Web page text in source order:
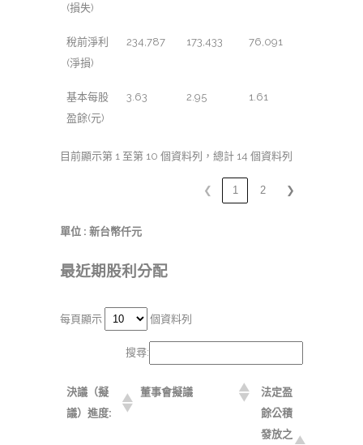
(損失)
稅前淨利
(淨損)
234,787 173,433 76,091
基本每股
盈餘(元)
3.63 2.95 1.61
目前顯示第 1 至第 10 個資料列，總計 14 個資料列
❮ 1 2 ❯
單位 : 新台幣仟元
最近期股利分配
每頁顯示 個資料列
搜尋:
決議（擬
議）進度:
董事會擬議
法定盈
餘公積
發放之